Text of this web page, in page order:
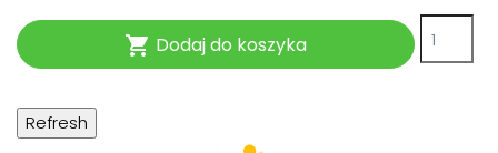
 Dodaj do koszyka